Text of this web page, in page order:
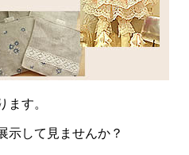
ます。
示して見ませんか？